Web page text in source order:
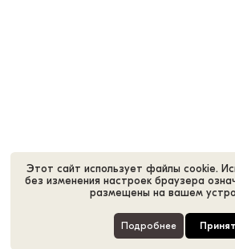
Этот сайт использует файлы cookie.
без изменения настроек браузера
размещены на вашем
Подробнее